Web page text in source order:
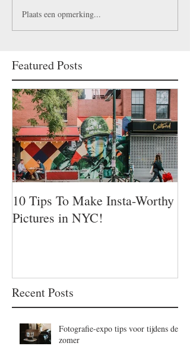
Plaats een opmerking...
Featured Posts
10 Tips To Make Insta-Worthy
Pictures in NYC!
Recent Posts
Fotografie-expo tips voor tijdens de
zomer